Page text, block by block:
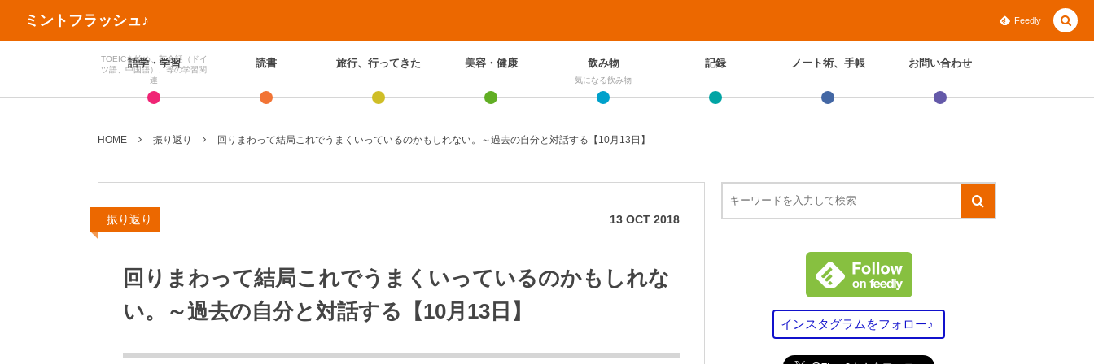
ミントフラッシュ♪ Feedly
語学・学習
TOEICを始め、英会話（ドイ
ツ語、中国語）、等の学習関
連
読書 旅行、行ってきた 美容・健康 飲み物
気になる飲み物
記録 ノート術、手帳 お問い合わせ
HOME 振り返り 回りまわって結局これでうまくいっているのかもしれない。～過去の自分と対話する【10月13日】
振り返り 13 OCT 2018
回りまわって結局これでうまくいっているのかもしれな
い。～過去の自分と対話する【10月13日】
インスタグラムをフォロー♪